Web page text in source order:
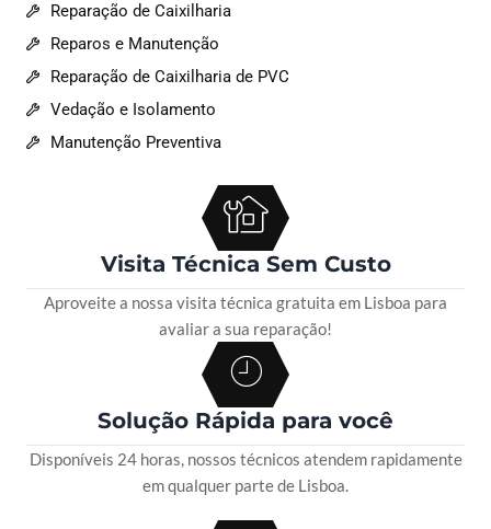
Reparação de Caixilharia
Reparos e Manutenção
Reparação de Caixilharia de PVC
Vedação e Isolamento
Manutenção Preventiva
Visita Técnica Sem Custo
Aproveite a nossa visita técnica gratuita em Lisboa para
avaliar a sua reparação!
Solução Rápida para você
Disponíveis 24 horas, nossos técnicos atendem rapidamente
em qualquer parte de Lisboa.